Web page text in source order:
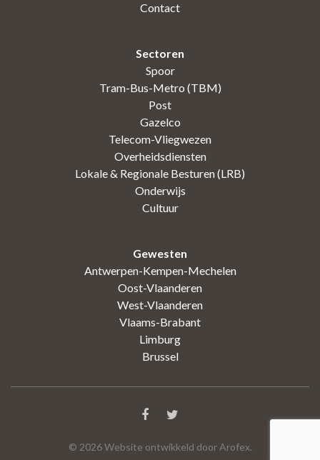
Contact
Sectoren
Spoor
Tram-Bus-Metro (TBM)
Post
Gazelco
Telecom-Vliegwezen
Overheidsdiensten
Lokale & Regionale Besturen (LRB)
Onderwijs
Cultuur
Gewesten
Antwerpen-Kempen-Mechelen
Oost-Vlaanderen
West-Vlaanderen
Vlaams-Brabant
Limburg
Brussel
© 2026Website ontwikkeld door Arofex.